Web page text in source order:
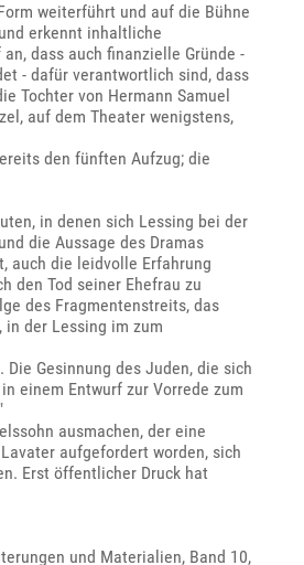
weiterführt und auf die Bühne
erkennt inhaltliche
dass auch finanzielle Gründe -
- dafür verantwortlich sind, dass
Tochter von Hermann Samuel
auf dem Theater wenigstens,
den fünften Aufzug; die
in denen sich Lessing bei der
die Aussage des Dramas
auch die leidvolle Erfahrung
den Tod seiner Ehefrau zu
des Fragmentenstreits, das
der Lessing im zum
Gesinnung des Juden, die sich
einem Entwurf zur Vorrede zum
ausmachen, der eine
aufgefordert worden, sich
Erst öffentlicher Druck hat
und Materialien, Band 10,